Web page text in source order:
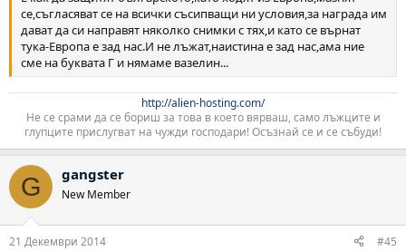
се,съгласяват се на всички съсипващи ни условия,за награда им
дават да си направят няколко снимки с тях,и като се върнат
тука-Европа е зад нас.И не лъжат,наистина е зад нас,ама ние
сме на буквата Г и нямаме вазелин...
http://alien-hosting.com/
Не се срами да се бориш за това в което вярваш, само лъжците и
глупците прислугват на чужди господари! Осъзнай се и се събуди!​
G gangster
New Member
21 Декември 2014 #45